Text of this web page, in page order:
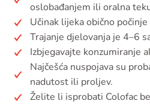
oslobađanjem ili oralna
Učinak lijeka obično
Trajanje djelovanja je 4–6
Izbjegavajte konzumiranje
Najčešća nuspojava su
nadutost ili proljev.
Želite li isprobati Colofac